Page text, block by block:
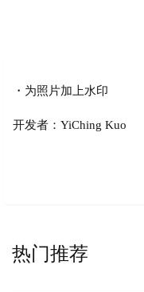
・为照片加上水印
开发者：YiChing Kuo
热门推荐